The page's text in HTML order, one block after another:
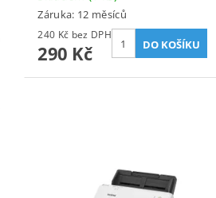
Záruka: 12 měsíců
240 Kč bez DPH
290 Kč